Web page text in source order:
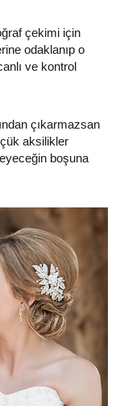
çekimi için
odaklanıp o
ve kontrol
çıkarmazsan
aksilikler
boşuna